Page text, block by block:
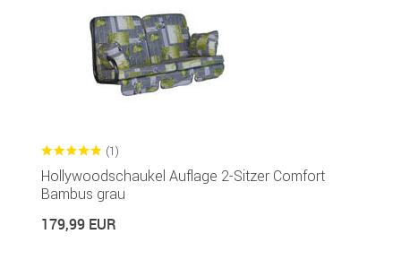
(1)
Hollywoodschaukel Auflage 2-Sitzer Comfort
Bambus grau
179,99 EUR